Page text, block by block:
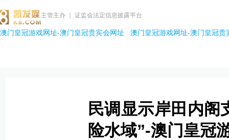
主管主办 ｜ 证监会法定信息披露平台
澳门皇冠游戏网址-澳门皇冠贵宾会网址 澳门皇冠游戏网址-澳门皇冠贵
民调显示岸田内阁
险水域”-澳门皇冠